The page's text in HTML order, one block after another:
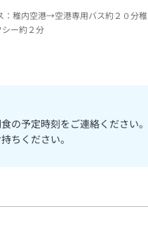
：稚内空港→空港専用バス約２０分
シー約２分
の予定時刻をご連絡ください。
ちください。